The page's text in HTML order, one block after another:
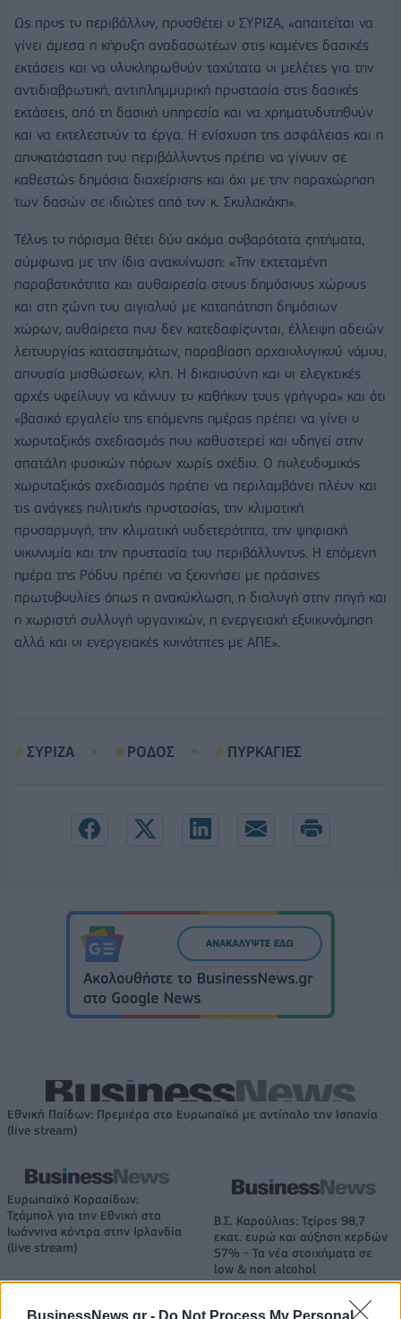
BusinessNews.gr - Do Not Process My Personal
Ως προς το περιβάλλον, προσθέτει ο ΣΥΡΙΖΑ, «απαιτείται να
γίνει άμεσα η κήρυξη αναδασωτέων στις καμένες δασικές
εκτάσεις και να ολοκληρωθούν ταχύτατα οι μελέτες για την
αντιδιαβρωτική, αντιπλημμυρική προστασία στις δασικές
εκτάσεις, από τη δασική υπηρεσία και να χρηματοδοτηθούν
και να εκτελεστούν τα έργα. Η ενίσχυση της ασφάλειας και η
αποκατάσταση του περιβάλλοντος πρέπει να γίνουν σε
καθεστώς δημόσια διαχείρισης και όχι με την παραχώρηση
των δασών σε ιδιώτες από τον κ. Σκυλακάκη».
Τέλος το πόρισμα θέτει δύο ακόμα σοβαρότατα ζητήματα,
σύμφωνα με την ίδια ανακοίνωση: «Την εκτεταμένη
παραβατικότητα και αυθαιρεσία στους δημόσιους χώρους
και στη ζώνη του αιγιαλού με καταπάτηση δημόσιων
χώρων, αυθαίρετα που δεν κατεδαφίζονται, έλλειψη αδειών
λειτουργίας καταστημάτων, παραβίαση αρχαιολογικού νόμου,
απουσία μισθώσεων, κλπ. Η δικαιοσύνη και οι ελεγκτικές
αρχές οφείλουν να κάνουν το καθήκον τους γρήγορα» και ότι
«βασικό εργαλείο της επόμενης ημέρας πρέπει να γίνει ο
χωροταξικός σχεδιασμός που καθυστερεί και οδηγεί στην
σπατάλη φυσικών πόρων χωρίς σχέδιο. Ο πολεοδομικός
χωροταξικός σχεδιασμός πρέπει να περιλαμβάνει πλέον και
τις ανάγκες πολιτικής προστασίας, την κλιματική
προσαρμογή, την κλιματική ουδετερότητα, την ψηφιακή
οικονομία και την προστασία του περιβάλλοντος. Η επόμενη
ημέρα της Ρόδου πρέπει να ξεκινήσει με πράσινες
πρωτοβουλίες όπως η ανακύκλωση, η διαλογή στην πηγή και
η χωριστή συλλογή οργανικών, η ενεργειακή εξοικονόμηση
αλλά και οι ενεργειακές κοινότητες με ΑΠΕ».
ΣΥΡΙΖΑ ΡΟΔΟΣ ΠΥΡΚΑΓΙΕΣ
Εθνική Παίδων: Πρεμιέρα στο Ευρωπαϊκό με αντίπαλο την Ισπανία
(live stream)
Ευρωπαϊκό Κορασίδων:
Τζάμπολ για την Εθνική στα
Ιωάννινα κόντρα στην Ιρλανδία
(live stream)
Β.Σ. Καρούλιας: Τζίρος 98,7
εκατ. ευρώ και αύξηση κερδών
57% - Τα νέα στοιχήματα σε
low & non alcohol